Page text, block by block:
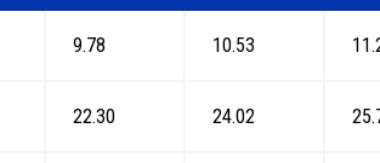
9.78 10.53
22.30 24.02